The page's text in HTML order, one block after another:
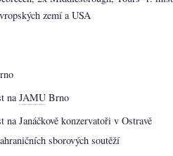
zemí a USA
na JAMU Brno
na Janáčkově konzervatoři v Ostravě
sborových soutěží